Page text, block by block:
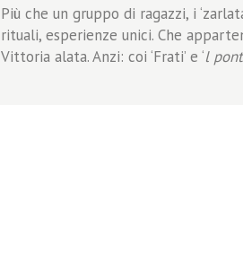
Più che un gruppo di ragazzi, i
rituali, esperienze unici. Che
Vittoria alata. Anzi: coi ‘Frati’ e ‘l